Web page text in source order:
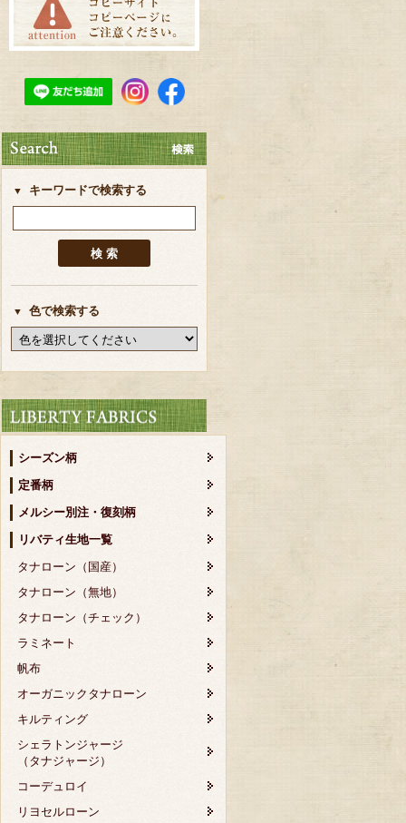
キーワードで検索する
色で検索する
シーズン柄
定番柄
メルシー別注・復刻柄
リバティ生地一覧
タナローン（国産）
タナローン（無地）
タナローン（チェック）
ラミネート
帆布
オーガニックタナローン
キルティング
シェラトンジャージ
（タナジャージ）
コーデュロイ
リヨセルローン